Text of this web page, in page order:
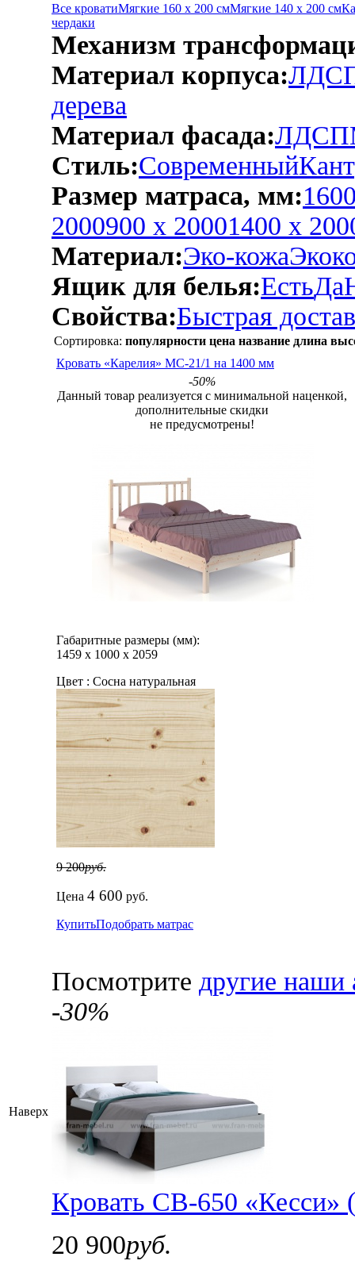
Наверх
Все кроватиМягкие 160 х 200 смМягкие 140 х 200 см
чердаки
Механизм
Материал корпуса:
дерева
Материал фасада:ЛДСП
Стиль:Современный
Размер матраса, мм:
2000900 х 20001400 х
Материал:Эко-кожа
Ящик для белья:ЕстьДа
Свойства:Быстрая
Сортировка: популярности цена название длина
Кровать «Карелия» МС-21/1 на 1400 мм
-50%
Данный товар реализуется с минимальной наценкой,
дополнительные скидки
не предусмотрены!
Габаритные размеры (мм):
1459 х 1000 х 2059
Цвет : Сосна натуральная
9 200руб.
Цена 4 600 руб.
КупитьПодобрать матрас
Посмотрите другие наши
-30%
Кровать СВ-650 «Кесси»
20 900руб.